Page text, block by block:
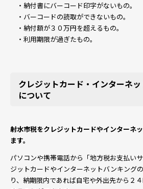
・納付書にバーコード印字がないもの。
・バーコードの読取ができないもの。
・納付額が３０万円を超えるもの。
・利用期限が過ぎたもの。
クレジットカード・インターネ
について
射水市税をクレジットカードやインターネ
ます。
パソコンや携帯電話から「地方税お支払い
ジットカードやインターネットバンキング
り、納期限内であれば自宅や外出先から２